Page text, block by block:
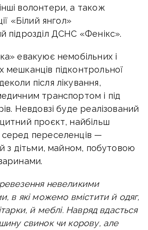
волонтери, а також
«Білий янгол»
підрозділ ДСНС «Фенікс».
евакуює немобільних і
мешканців підконтрольної
після лікування,
транспортом і під
Невдовзі буде реалізований
проєкт, найбільш
переселенців —
з дітьми, майном, побутовою
невеликими
в які можемо вмістити й одяг,
й меблі. Навряд вдасться
свинок чи корову, але